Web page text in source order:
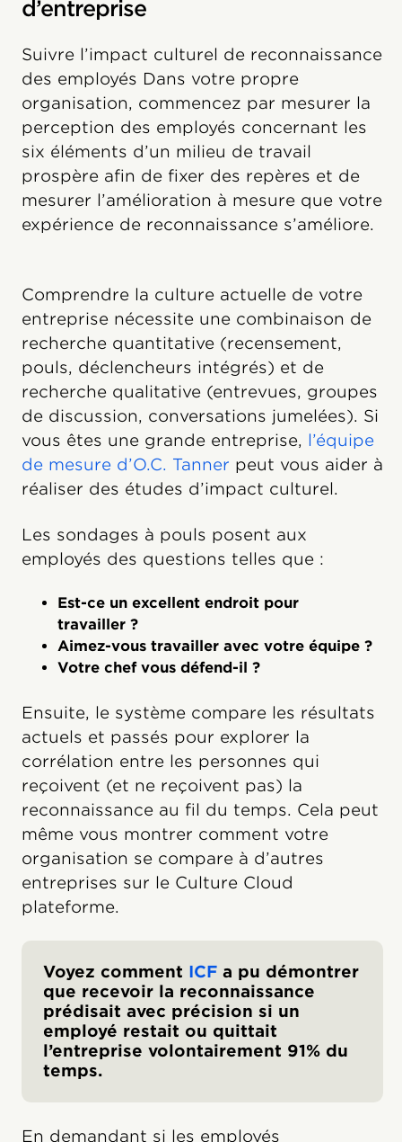
d’entreprise
Suivre l’impact culturel de reconnaissance
des employés Dans votre propre
organisation, commencez par mesurer la
perception des employés concernant les
six éléments d’un milieu de travail
prospère afin de fixer des repères et de
mesurer l’amélioration à mesure que votre
expérience de reconnaissance s’améliore.
Comprendre la culture actuelle de votre
entreprise nécessite une combinaison de
recherche quantitative (recensement,
pouls, déclencheurs intégrés) et de
recherche qualitative (entrevues, groupes
de discussion, conversations jumelées). Si
vous êtes une grande entreprise, l’équipe
de mesure d’O.C. Tanner peut vous aider à
réaliser des études d’impact culturel.
Les sondages à pouls posent aux
employés des questions telles que :
Est-ce un excellent endroit pour
travailler ?
Aimez-vous travailler avec votre équipe ?
Votre chef vous défend-il ?
Ensuite, le système compare les résultats
actuels et passés pour explorer la
corrélation entre les personnes qui
reçoivent (et ne reçoivent pas) la
reconnaissance au fil du temps. Cela peut
même vous montrer comment votre
organisation se compare à d’autres
entreprises sur le Culture Cloud
plateforme.
Voyez comment ICF a pu démontrer
que recevoir la reconnaissance
prédisait avec précision si un
employé restait ou quittait
l’entreprise volontairement 91% du
temps.
En demandant si les employés